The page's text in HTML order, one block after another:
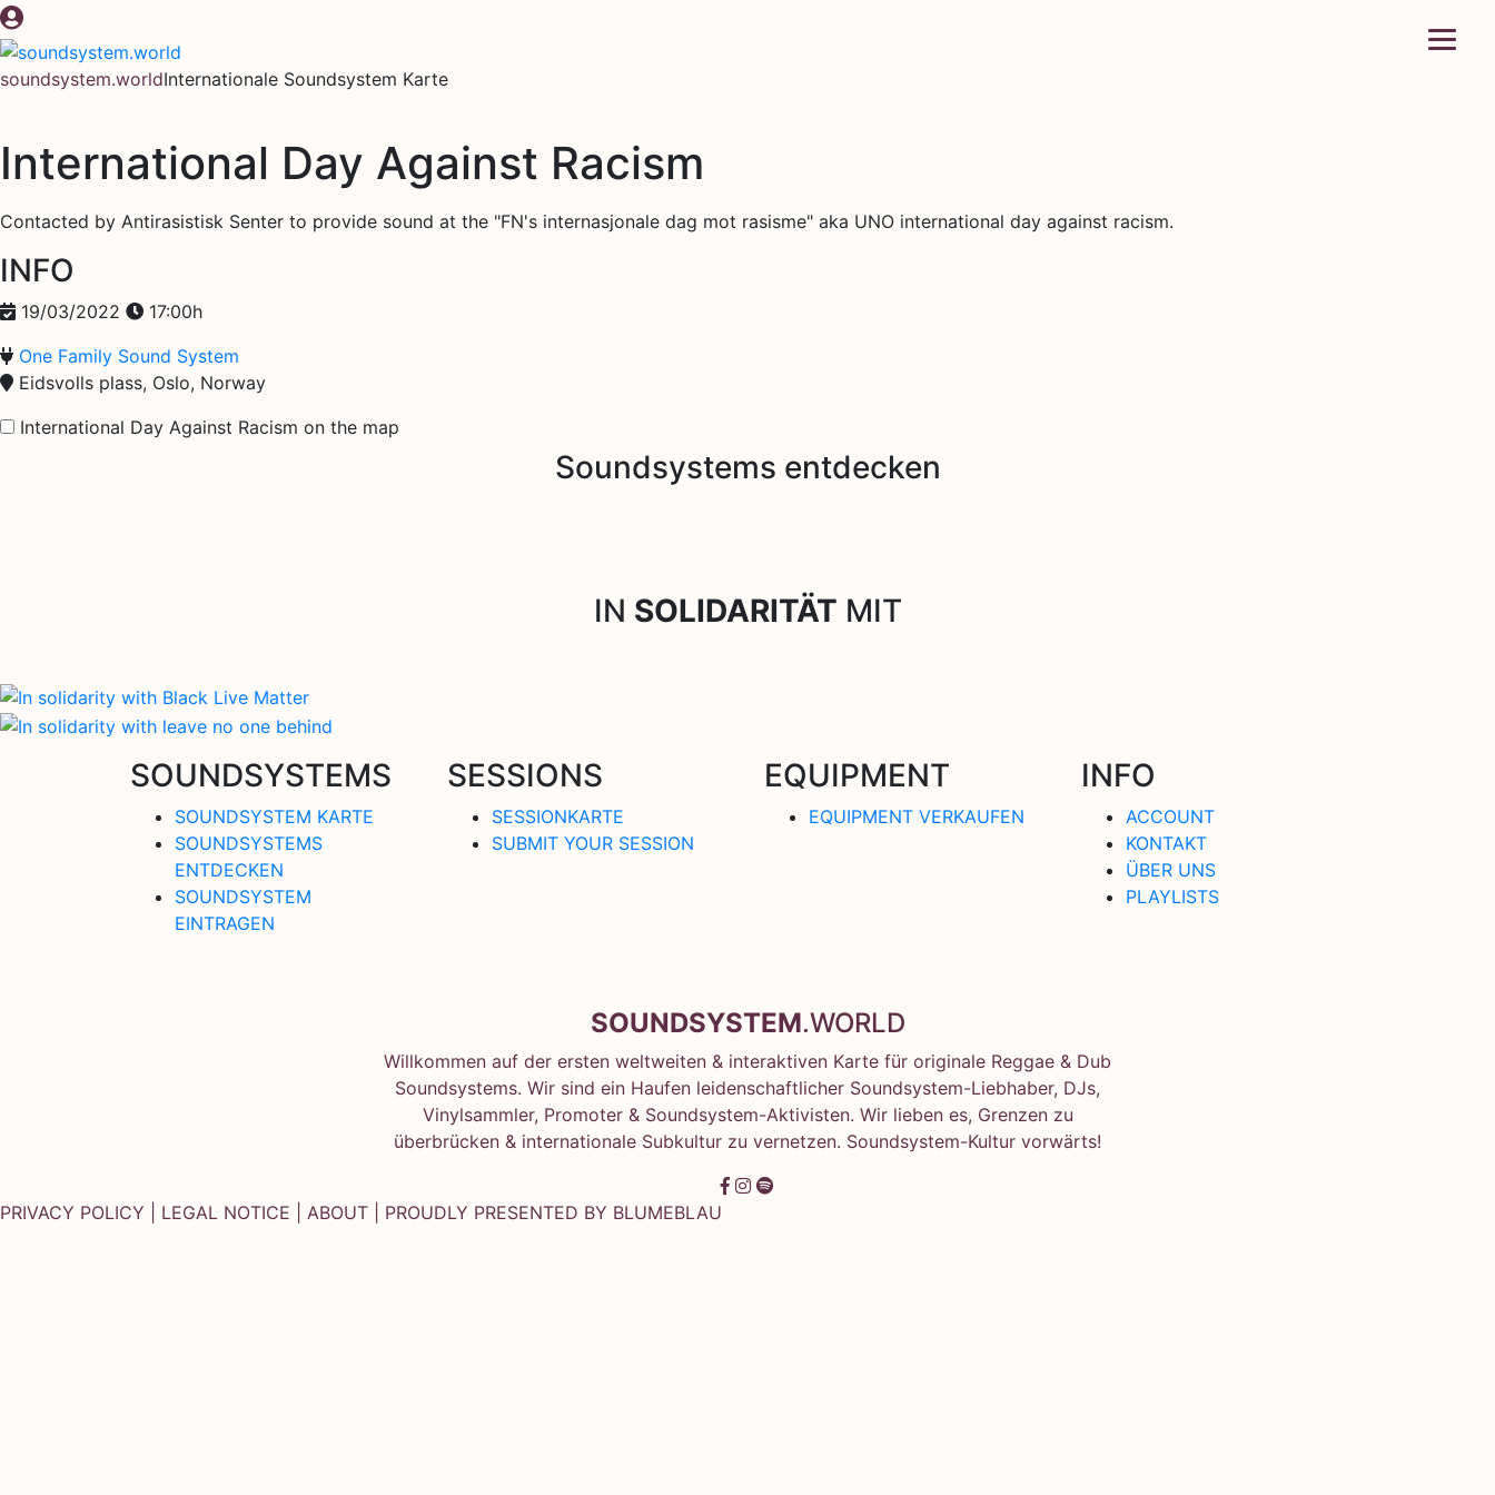
Zum
Inhalt
springen
soundsystem.worldInternationale Soundsystem Karte
International Day Against Racism
Contacted by Antirasistisk Senter to provide sound at the "FN's internasjonale dag mot rasisme" aka UNO international day against racism.
INFO
19/03/2022
17:00h
One Family Sound System
Eidsvolls plass, Oslo, Norway
International Day Against Racism on the map
Soundsystems entdecken
IN SOLIDARITÄT MIT
SOUNDSYSTEMS
SOUNDSYSTEM KARTE
SOUNDSYSTEMS
ENTDECKEN
SOUNDSYSTEM
EINTRAGEN
SESSIONS
SESSIONKARTE
SUBMIT YOUR SESSION
EQUIPMENT
EQUIPMENT VERKAUFEN
INFO
ACCOUNT
KONTAKT
ÜBER UNS
PLAYLISTS
SOUNDSYSTEM.WORLD
Willkommen auf der ersten weltweiten & interaktiven Karte für originale Reggae & Dub
Soundsystems. Wir sind ein Haufen leidenschaftlicher Soundsystem-Liebhaber, DJs,
Vinylsammler, Promoter & Soundsystem-Aktivisten. Wir lieben es, Grenzen zu
überbrücken & internationale Subkultur zu vernetzen. Soundsystem-Kultur vorwärts!
PRIVACY POLICY LEGAL NOTICE ABOUT | PROUDLY PRESENTED BY BLUMEBLAU